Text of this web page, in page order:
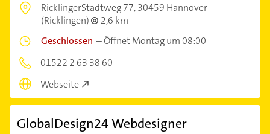
RicklingerStadtweg 77,30459 Hannover
(Ricklingen)
2,6 km
Geschlossen –Öffnet Montag um 08:00
01522 2 63 38 60
Webseite
GlobalDesign24 Webdesigner